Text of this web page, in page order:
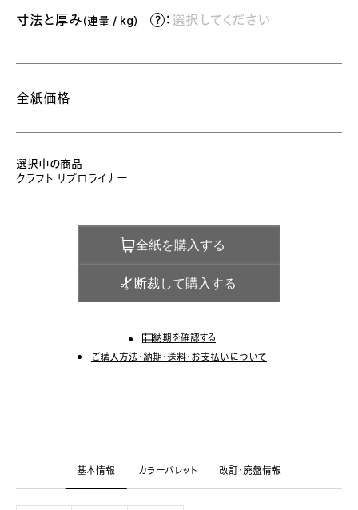
寸法と厚み（連量 / kg） ： 選択してください
全紙価格
選択中の商品
クラフト リプロライナー
全紙を購入する
断裁して購入する
納期を確認する
ご購入方法・納期・送料・お支払いについて
基本情報 カラーパレット 改訂・廃盤情報